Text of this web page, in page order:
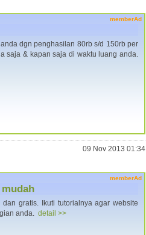
memberAd
dgn penghasilan 80rb s/d 150rb per
saja & kapan saja di waktu luang anda.
09 Nov 2013 01:34
memberAd
gratis. Ikuti tutorialnya agar website
anda. detail >>